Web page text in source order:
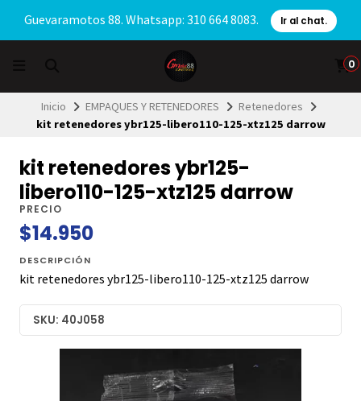
Guevaramotos 88. Whatsapp: 310 664 8083. Ir al chat.
0
Inicio EMPAQUES Y RETENEDORES
Retenedores
kit retenedores ybr125-libero110-125-xtz125 darrow
kit retenedores ybr125-
libero110-125-xtz125 darrow
PRECIO
$14.950
DESCRIPCIÓN
kit retenedores ybr125-libero110-125-xtz125 darrow
SKU: 40J058